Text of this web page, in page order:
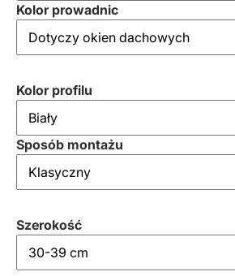
Kolor prowadnic
Kolor profilu
Sposób montażu
Szerokość